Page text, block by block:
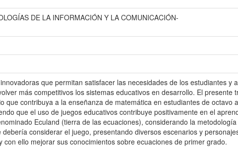
DE LA INFORMACIÓN Y LA COMUNICACIÓN-
que permitan satisfacer las necesidades de los estudiantes y
más competitivos los sistemas educativos en desarrollo. El presente
que contribuya a la enseñanza de matemática en estudiantes de octavo
que el uso de juegos educativos contribuye positivamente en el
Eculand (tierra de las ecuaciones), considerando la
considerar el juego, presentando diversos escenarios y
ello mejorar sus conocimientos sobre ecuaciones de primer grado.